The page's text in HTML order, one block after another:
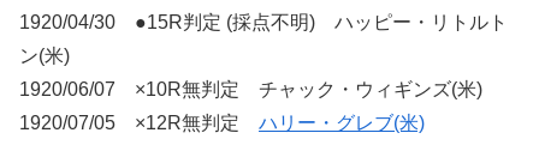
1920/04/30 ●15R判定 (採点不明) ハッピー・リトルト
ン(米)
1920/06/07 ×10R無判定 チャック・ウィギンズ(米)
1920/07/05 ×12R無判定 ハリー・グレブ(米)